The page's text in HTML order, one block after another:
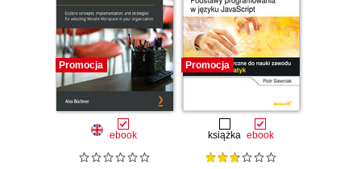
Promocja
ebook
Promocja
książka ebook